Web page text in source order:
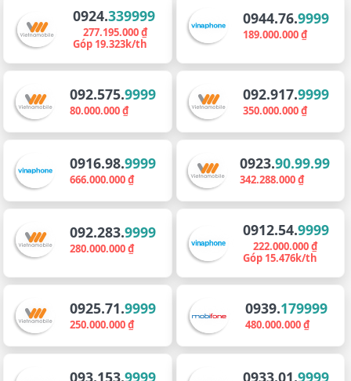
0924.339999
277.195.000 ₫
Góp 19.323k/th
0944.76.9999
189.000.000 ₫
092.575.9999
80.000.000 ₫
092.917.9999
350.000.000 ₫
0916.98.9999
666.000.000 ₫
0923.90.99.99
342.288.000 ₫
092.283.9999
280.000.000 ₫
0912.54.9999
222.000.000 ₫
Góp 15.476k/th
0925.71.9999
250.000.000 ₫
0939.179999
480.000.000 ₫